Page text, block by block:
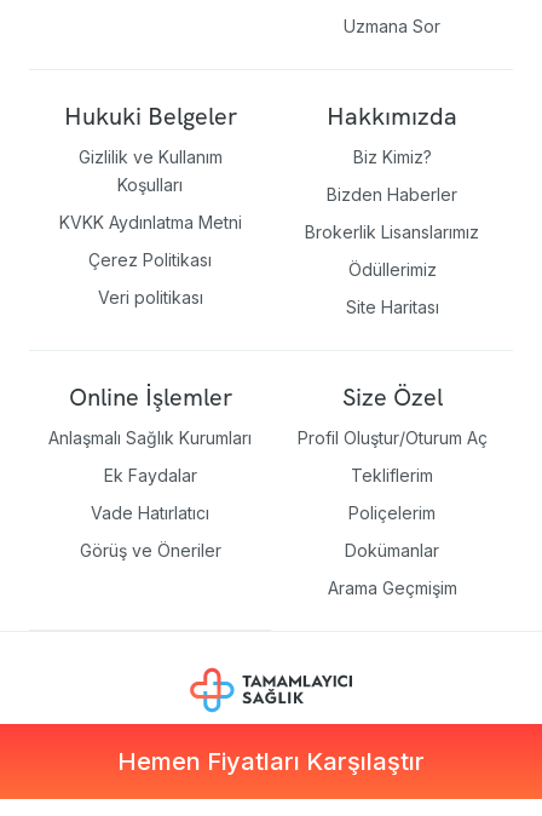
Uzmana Sor
Hukuki Belgeler
Gizlilik ve Kullanım
Koşulları
KVKK Aydınlatma Metni
Çerez Politikası
Veri politikası
Hakkımızda
Biz Kimiz?
Bizden Haberler
Brokerlik Lisanslarımız
Ödüllerimiz
Site Haritası
Online İşlemler
Anlaşmalı Sağlık Kurumları
Ek Faydalar
Vade Hatırlatıcı
Görüş ve Öneriler
Size Özel
Profil Oluştur/Oturum Aç
Tekliflerim
Poliçelerim
Dokümanlar
Arama Geçmişim
Hemen Fiyatları Karşılaştır